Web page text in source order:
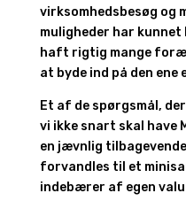
virksomhedsbesøg og
muligheder har
haft rigtig mange
at byde ind på den ene
Et af de spørgsmål,
vi ikke snart skal have
en jævnlig
forvandles til et
indebærer af egen